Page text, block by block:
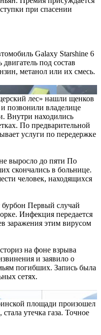
при спасении
Galaxy Starshine 6
под состав
метанол или их смесь.
лес» нашли щенков
позвонили владелице
Внутри находились
По предварительной
услуги по передержке
выросло до пяти По
скончались в больнице.
человек, находящихся
Первый случай
Инфекция передается
заражения этим вирусом
на фоне взрыва
и заявило о
погибших. Запись была
сетях.
площади произошел
утечка газа. Точное